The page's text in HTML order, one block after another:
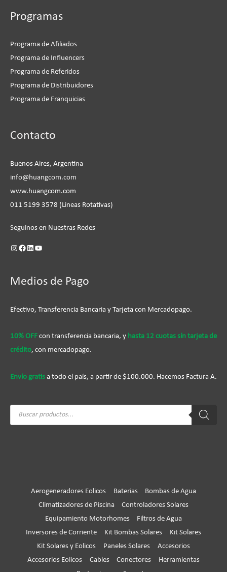
Programas
Programa de Afiliados
Programa de Influencers
Programa de Referidos
Programa de Distribuidores
Programa de Franquicias
Contacto
Buenos Aires, Argentina
info@huangcom.com
www.huangcom.com
011 5199 3578 (Lineas Rotativas)
Seguinos en Nuestras Redes
Medios de Pago
Efectivo, Transferencia Bancaria y Tarjeta con Mercadopago.
10% OFF con transferencia bancaria, y hasta 12 cuotas sín tarjeta de
crédito, con mercadopago.
Envío gratis a todo el país, a partir de $100.000. Hacemos Factura A.
Búsqueda
Aerogeneradores Eolicos Baterias
Bombas de Agua
Climatizadores de Piscina
Controladores Solares
Equipamiento Motorhomes
Filtros de Agua
Inversores de Corriente
Kit Bombas Solares
Kit Solares
Kit Solares y Eolicos
Paneles Solares
Accesorios
Accesorios Eolicos
Cables Conectores
Herramientas